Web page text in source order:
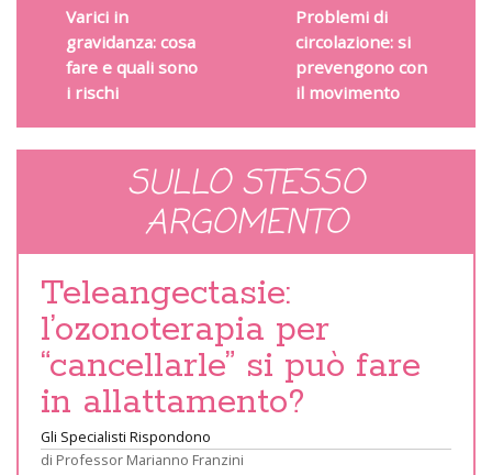
Varici in
gravidanza: cosa
fare e quali sono
i rischi
Problemi di
circolazione: si
prevengono con
il movimento
SULLO STESSO
ARGOMENTO
Teleangectasie:
l’ozonoterapia per
“cancellarle” si può fare
in allattamento?
Gli Specialisti Rispondono
di Professor Marianno Franzini